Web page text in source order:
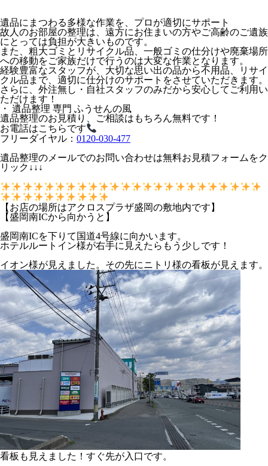
遺品にまつわる多様な作業を、プロが適切にサポート
故人のお部屋の整理は、遠方にお住まいの方やご高齢のご遺族
にとっては負担が大きいものです。
また、粗大ゴミとリサイクル品、一般ゴミの仕分けや廃棄場所
への移動をご家族だけで行うのは大変な作業となります。
経験豊富なスタッフが、大切な思い出の品から不用品、リサイ
クル品まで、適切に仕分けのサポートをさせていただきます。
さらに、外注無し・自社スタッフのみだから安心してご利用い
ただけます！
・ 遺品整理 専門 ふうせんの風
遺品整理のお見積り、ご相談はもちろん無料です！
お電話はこちらです
フリーダイヤル： 0120-030-477
遺品整理のメールでのお問い合わせは無料お見積フォームをク
リック↓↓↓
【お店の場所はアクロスプラザ盛岡の敷地内です】
【盛岡南ICから向かうと】
盛岡南ICを下りて国道4号線に向かいます。
ホテルルートイン様が右手に見えたらもう少しです！
イオン様が見えました。その先にニトリ様の看板が見えます。
看板も見えました！すぐ先が入口です。